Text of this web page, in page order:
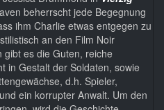
beherrscht jede Begegnung
ihm Charlie etwas entgegen zu
an den Film Noir
es die Guten, reiche
in Gestalt der Soldaten, sowie
d.h. Spieler,
ein korrupter Anwalt. Um den